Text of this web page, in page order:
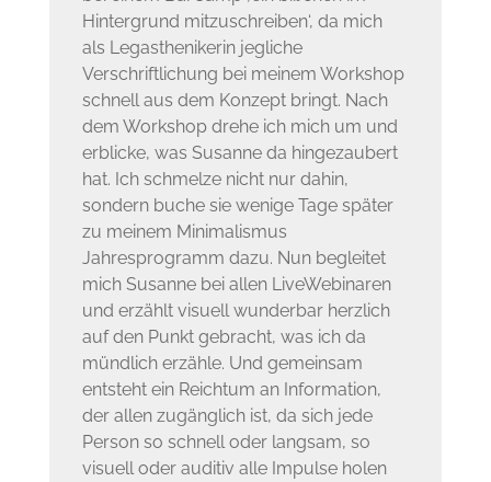
Hintergrund mitzuschreiben‘, da mich
als Legasthenikerin jegliche
Verschriftlichung bei meinem Workshop
schnell aus dem Konzept bringt. Nach
dem Workshop drehe ich mich um und
erblicke, was Susanne da hingezaubert
hat. Ich schmelze nicht nur dahin,
sondern buche sie wenige Tage später
zu meinem Minimalismus
Jahresprogramm dazu. Nun begleitet
mich Susanne bei allen LiveWebinaren
und erzählt visuell wunderbar herzlich
auf den Punkt gebracht, was ich da
mündlich erzähle. Und gemeinsam
entsteht ein Reichtum an Information,
der allen zugänglich ist, da sich jede
Person so schnell oder langsam, so
visuell oder auditiv alle Impulse holen